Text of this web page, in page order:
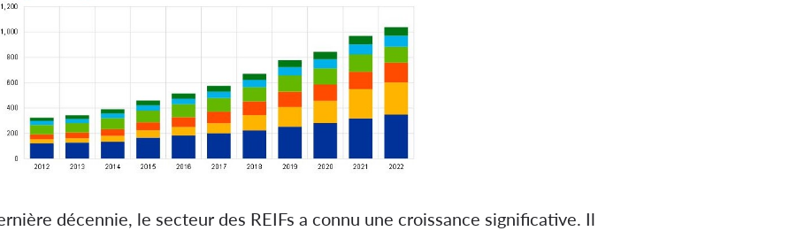
décennie, le secteur des REIFs a connu une croissance significative. Il